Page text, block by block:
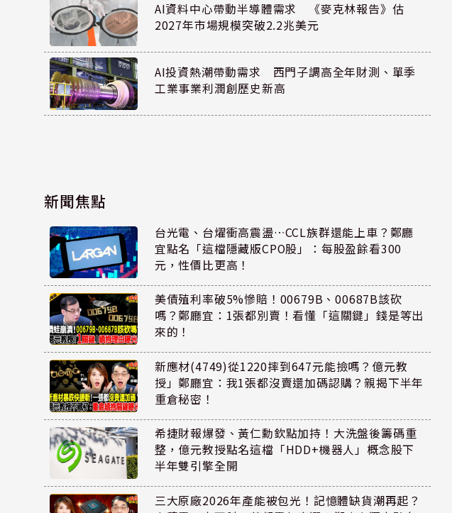
AI資料中心帶動半導體需求 《麥克林報告》估
2027年市場規模突破2.2兆美元
AI投資熱潮帶動需求 西門子調高全年財測、單季
工業事業利潤創歷史新高
新聞焦點
台光電、台燿衝高震盪…CCL族群還能上車？鄭廳
宜點名「這檔隱藏版CPO股」：每股盈餘看300
元，性價比更高！
美債殖利率破5%慘賠！00679B、00687B該砍
嗎？鄭廳宜：1張都別賣！看懂「這關鍵」錢是等出
來的！
新應材(4749)從1220摔到647元能撿嗎？億元教
授」鄭廳宜：我1張都沒賣還加碼認購？親揭下半年
重倉秘密！
希捷財報爆發、黃仁勳欽點加持！大洗盤後籌碼重
整，億元教授點名這檔「HDD+機器人」概念股下
半年雙引擎全開
三大原廠2026年產能被包光！記憶體缺貨潮再起？